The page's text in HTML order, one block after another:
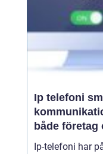
från
som vi...
Ip telefoni smart
både företag
Ip-telefoni har